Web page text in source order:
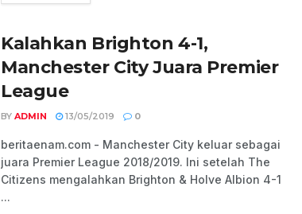
Kalahkan Brighton 4-1,
Manchester City Juara Premier
League
BY ADMIN 13/05/2019 0
beritaenam.com - Manchester City keluar sebagai
juara Premier League 2018/2019. Ini setelah The
Citizens mengalahkan Brighton & Holve Albion 4-1
...